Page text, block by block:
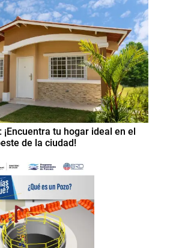
tu hogar ideal en el
de la ciudad!